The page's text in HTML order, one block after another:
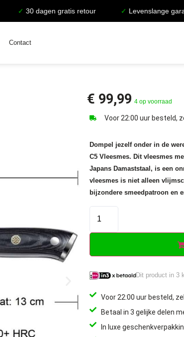
30 dagen gratis retour Levenslange garantie
Contact
€ 99,99 4 op voorraad
Voor 22:00 uur besteld,
Dompel jezelf onder in de
C5 Vleesmes. Dit vleesmes
Japans Damaststaal, is een
vleesmes is niet alleen
bijzondere smeedpatroon en
Dit product in 3
Voor 22:00 uur besteld,
Betaal in 3 gelijke delen
In luxe